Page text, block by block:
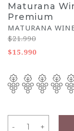
Maturana
Premium
MATURANA
$21.990
$15.990
+
- +
-